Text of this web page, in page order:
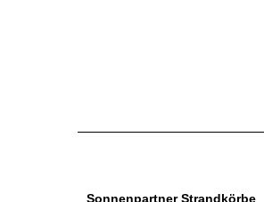
Sonnenpartner Strandkörbe